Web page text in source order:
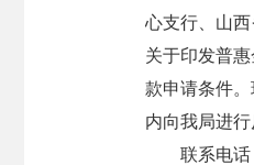
心支行、山
关于印发普
款申请条件
内向我局进行
联系电话